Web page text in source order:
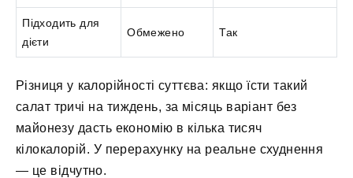
Підходить для
дієти
Обмежено Так
Різниця у калорійності суттєва: якщо їсти такий
салат тричі на тиждень, за місяць варіант без
майонезу дасть економію в кілька тисяч
кілокалорій. У перерахунку на реальне схуднення
— це відчутно.